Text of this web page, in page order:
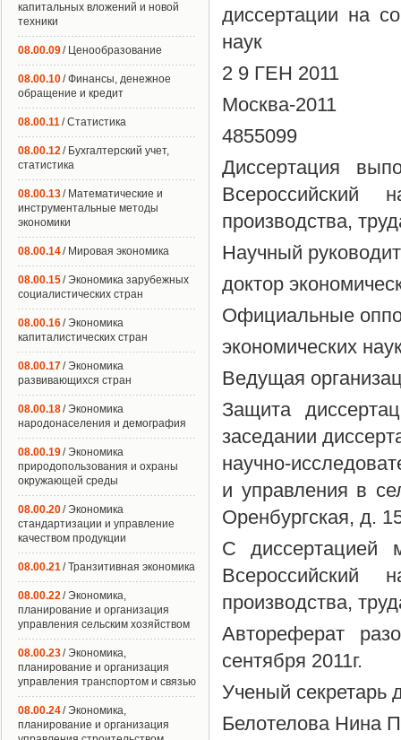
диссертации на
наук
2 9 ГЕН 2011
Москва-2011
4855099
Диссертация
Всероссийский
производства,
Научный
доктор
Официальные
экономических
Ведущая
Защита
заседании
научно-
и управления в
Оренбургская, д.
С диссертацией
Всероссийский
производства,
Автореферат
сентября 2011г.
Ученый секретарь
Белотелова Нина
капитальных вложений и новой
техники
08.00.09/ Ценообразование
08.00.10/ Финансы, денежное
обращение и кредит
08.00.11/ Статистика
08.00.12/ Бухгалтерский учет,
статистика
08.00.13/ Математические и
инструментальные методы
экономики
08.00.14/ Мировая экономика
08.00.15/ Экономика зарубежных
социалистических стран
08.00.16/ Экономика
капиталистических стран
08.00.17/ Экономика
развивающихся стран
08.00.18/ Экономика
народонаселения и демография
08.00.19/ Экономика
природопользования и охраны
окружающей среды
08.00.20/ Экономика
стандартизации и управление
качеством продукции
08.00.21/ Транзитивная экономика
08.00.22/ Экономика,
планирование и организация
управления сельским хозяйством
08.00.23/ Экономика,
планирование и организация
управления транспортом и связью
08.00.24/ Экономика,
планирование и организация